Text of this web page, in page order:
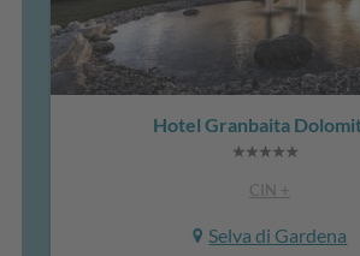
Hotel Granbaita
CIN +
Selva di Gardena